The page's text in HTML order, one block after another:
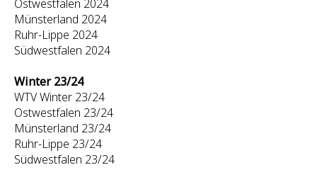
Ostwestfalen 2024
Münsterland 2024
Ruhr-Lippe 2024
Südwestfalen 2024
Winter 23/24
WTV Winter 23/24
Ostwestfalen 23/24
Münsterland 23/24
Ruhr-Lippe 23/24
Südwestfalen 23/24